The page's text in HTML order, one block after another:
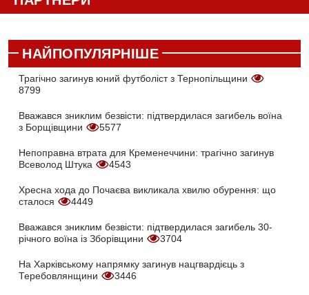
НАЙПОПУЛЯРНІШЕ
Трагічно загинув юний футболіст з Тернопільщини
8799
Вважався зниклим безвісти: підтвердилася загибель воїна
з Борщівщини
5577
Непоправна втрата для Кременеччини: трагічно загинув
Всеволод Штука
4543
Хресна хода до Почаєва викликала хвилю обурення: що
сталося
4449
Вважався зниклим безвісти: підтвердилася загибель 30-
річного воїна із Зборівщини
3704
На Харківському напрямку загинув нацгвардієць з
Теребовлянщини
3446